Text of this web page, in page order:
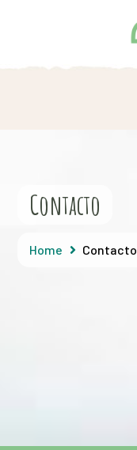
Contacto
Home Contacto